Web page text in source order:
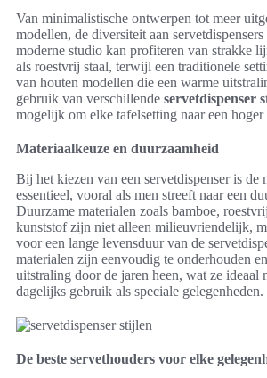
Van minimalistische ontwerpen tot meer
modellen, de diversiteit aan
moderne studio kan profiteren van strakke
als roestvrij staal, terwijl een traditionele
van houten modellen die een warme
gebruik van verschillende servetdispenser
mogelijk om elke tafelsetting naar een
Materiaalkeuze en duurzaamheid
Bij het kiezen van een servetdispenser is de
essentieel, vooral als men streeft naar een
Duurzame materialen zoals bamboe,
kunststof zijn niet alleen milieuvriendelijk,
voor een lange levensduur van de
materialen zijn eenvoudig te onderhouden
uitstraling door de jaren heen, wat ze ideaal
dagelijks gebruik als speciale gelegenheden.
De beste servethouders voor elke